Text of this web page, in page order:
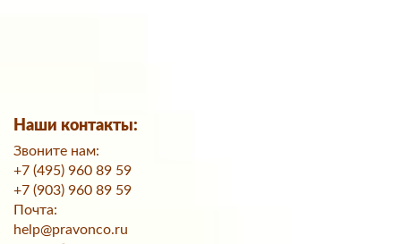
Наши контакты:
Звоните нам:
+7 (495) 960 89 59
+7 (903) 960 89 59
Почта:
help@pravonco.ru